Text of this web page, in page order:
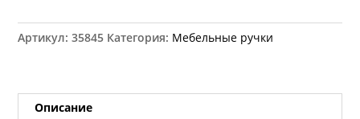
7108/160
Артикул:35845 Категория: Мебельные ручки
Описание